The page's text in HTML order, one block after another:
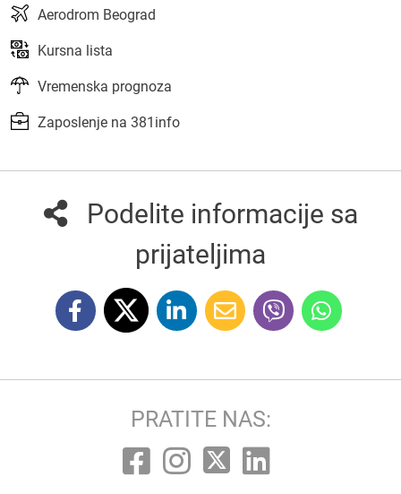
Aerodrom Beograd
Kursna lista
Vremenska prognoza
Zaposlenje na 381info
Podelite informacije sa
prijateljima
PRATITE NAS: